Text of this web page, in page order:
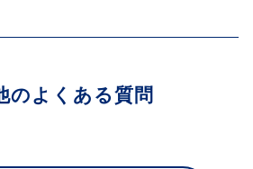
のよくある質問